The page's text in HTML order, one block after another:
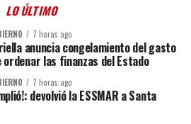
LO ÚLTIMO
7 horas ago
anuncia congelamiento del gasto
las finanzas del Estado
7 horas ago
devolvió la ESSMAR a Santa